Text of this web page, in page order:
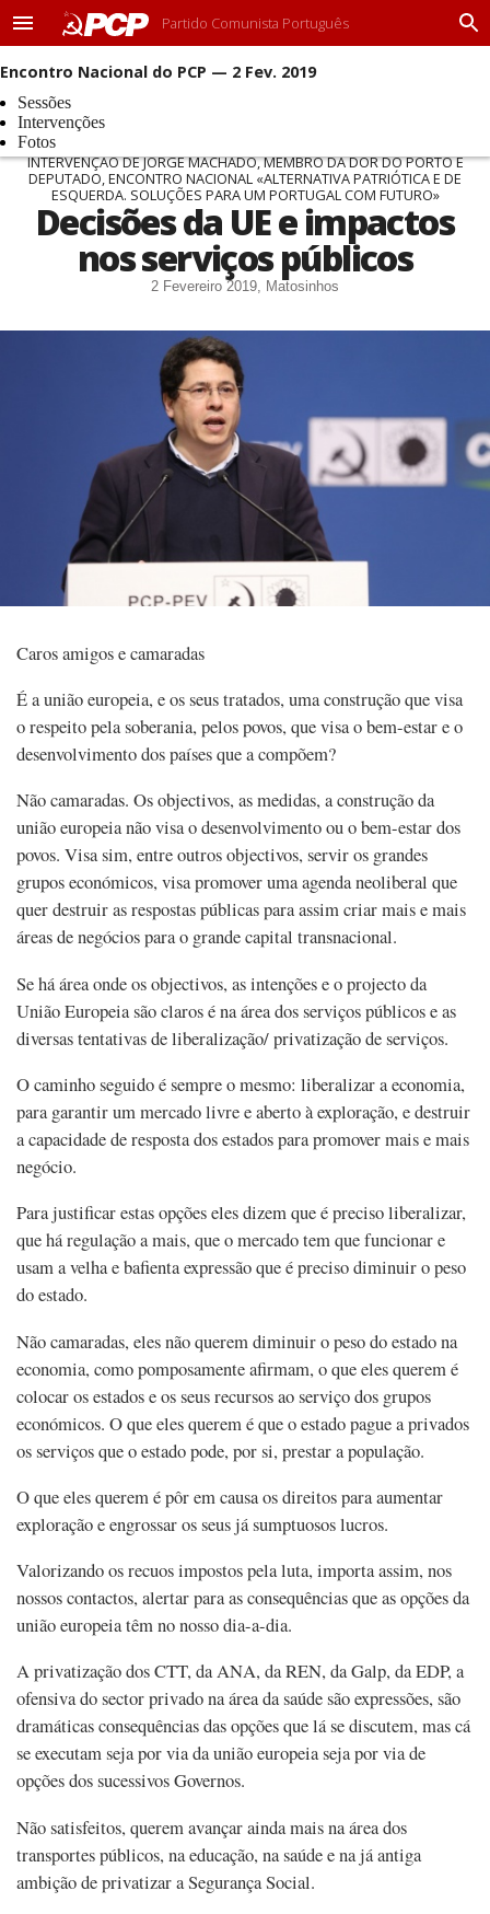
M
e
n
u
Partido Comunista Português
P
a
Encontro Nacional do PCP — 2 Fev. 2019
Sessões
Intervenções
Fotos
INTERVENÇÃO DE JORGE MACHADO, MEMBRO DA DOR DO PORTO E
DEPUTADO, ENCONTRO NACIONAL «ALTERNATIVA PATRIÓTICA E DE
ESQUERDA. SOLUÇÕES PARA UM PORTUGAL COM FUTURO»
Decisões da UE e impactos
nos serviços públicos
2 Fevereiro 2019, Matosinhos
Caros amigos e camaradas
É a união europeia, e os seus tratados, uma construção que visa
o respeito pela soberania, pelos povos, que visa o bem-estar e o
desenvolvimento dos países que a compõem?
Não camaradas. Os objectivos, as medidas, a construção da
união europeia não visa o desenvolvimento ou o bem-estar dos
povos. Visa sim, entre outros objectivos, servir os grandes
grupos económicos, visa promover uma agenda neoliberal que
quer destruir as respostas públicas para assim criar mais e mais
áreas de negócios para o grande capital transnacional.
Se há área onde os objectivos, as intenções e o projecto da
União Europeia são claros é na área dos serviços públicos e as
diversas tentativas de liberalização/ privatização de serviços.
O caminho seguido é sempre o mesmo: liberalizar a economia,
para garantir um mercado livre e aberto à exploração, e destruir
a capacidade de resposta dos estados para promover mais e mais
negócio.
Para justificar estas opções eles dizem que é preciso liberalizar,
que há regulação a mais, que o mercado tem que funcionar e
usam a velha e bafienta expressão que é preciso diminuir o peso
do estado.
Não camaradas, eles não querem diminuir o peso do estado na
economia, como pomposamente afirmam, o que eles querem é
colocar os estados e os seus recursos ao serviço dos grupos
económicos. O que eles querem é que o estado pague a privados
os serviços que o estado pode, por si, prestar a população.
O que eles querem é pôr em causa os direitos para aumentar
exploração e engrossar os seus já sumptuosos lucros.
Valorizando os recuos impostos pela luta, importa assim, nos
nossos contactos, alertar para as consequências que as opções da
união europeia têm no nosso dia-a-dia.
A privatização dos CTT, da ANA, da REN, da Galp, da EDP, a
ofensiva do sector privado na área da saúde são expressões, são
dramáticas consequências das opções que lá se discutem, mas cá
se executam seja por via da união europeia seja por via de
opções dos sucessivos Governos.
Não satisfeitos, querem avançar ainda mais na área dos
transportes públicos, na educação, na saúde e na já antiga
ambição de privatizar a Segurança Social.